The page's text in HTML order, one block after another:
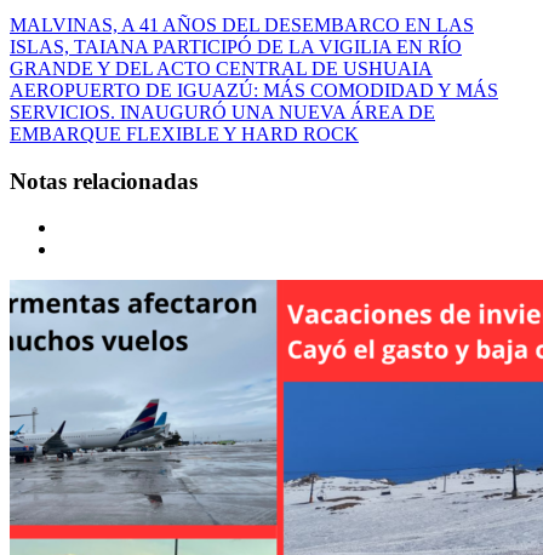
MALVINAS, A 41 AÑOS DEL DESEMBARCO EN LAS
ISLAS, TAIANA PARTICIPÓ DE LA VIGILIA EN RÍO
GRANDE Y DEL ACTO CENTRAL DE USHUAIA
AEROPUERTO DE IGUAZÚ: MÁS COMODIDAD Y MÁS
SERVICIOS. INAUGURÓ UNA NUEVA ÁREA DE
EMBARQUE FLEXIBLE Y HARD ROCK
Notas relacionadas